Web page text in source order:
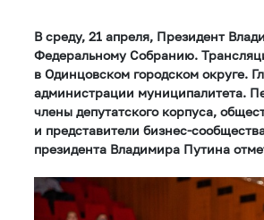
В среду, 21 апреля, Президент
Федеральному Собранию.
в Одинцовском городском округе.
администрации муниципалитета.
члены депутатского корпуса,
и представители бизнес-
президента Владимира Путина